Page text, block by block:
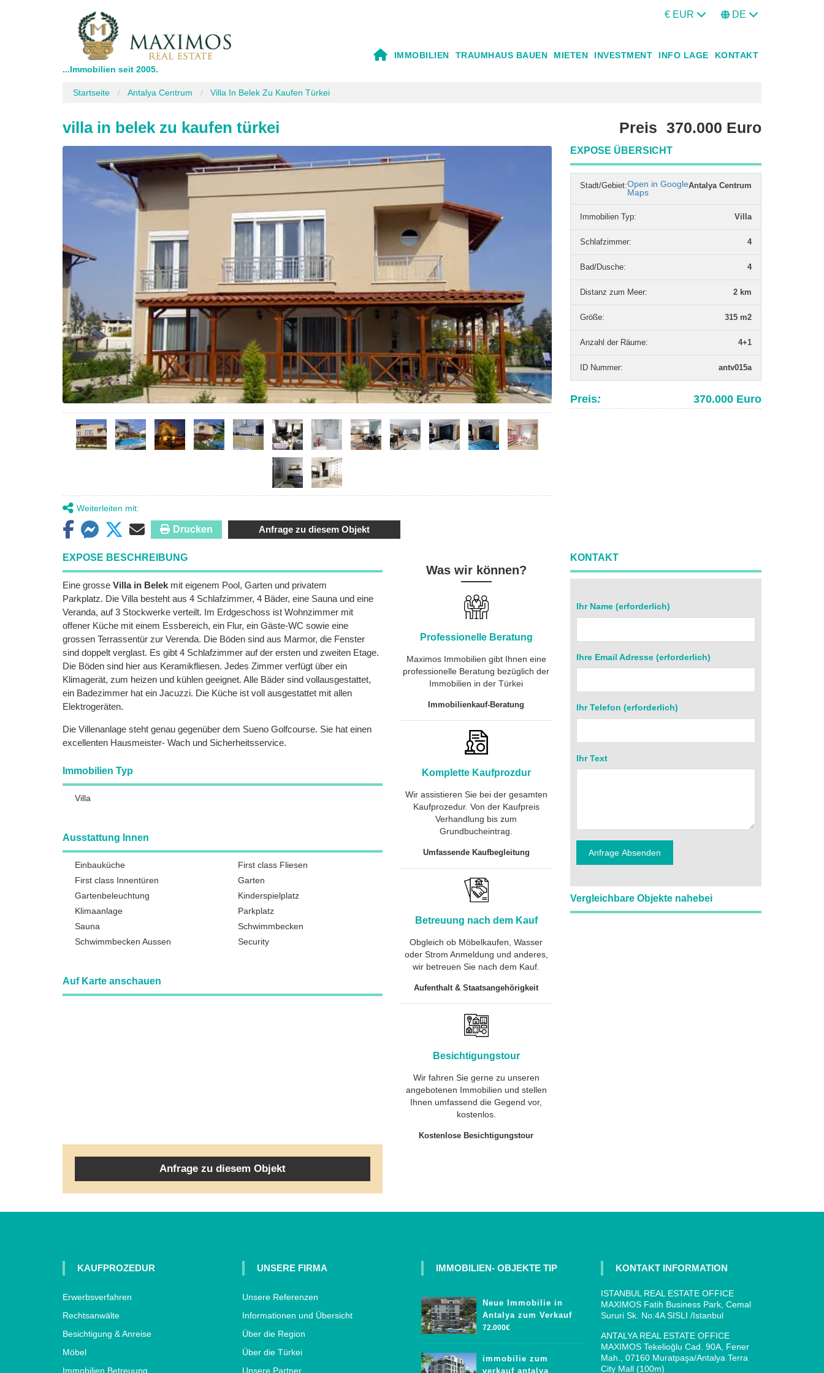
€ EUR DE
...Immobilien seit 2005.
IMMOBILIEN TRAUMHAUS BAUEN MIETEN INVESTMENT INFO LAGE KONTAKT
Startseite Antalya Centrum Villa In Belek Zu Kaufen Türkei
villa in belek zu kaufen türkei Preis 370.000 Euro
Weiterleiten mit:
Drucken Anfrage zu diesem Objekt
EXPOSE ÜBERSICHT
Stadt/Gebiet: Antalya Centrum
Open in Google
Maps
Immobilien Typ: Villa
Schlafzimmer: 4
Bad/Dusche: 4
Distanz zum Meer: 2 km
Grö­ße: 315 m2
Anzahl der Räume: 4+1
ID Nummer: antv015a
Preis: 370.000 Euro
EXPOSE BESCHREIBUNG
Eine grosse Villa in Belek mit eigenem Pool, Garten und privatem
Parkplatz. Die Villa besteht aus 4 Schlafzimmer, 4 Bäder, eine Sauna und eine
Veranda, auf 3 Stockwerke verteilt. Im Erdgeschoss ist Wohnzimmer mit
offener Küche mit einem Essbereich, ein Flur, ein Gäste-WC sowie eine
grossen Terrassentür zur Verenda. Die Böden sind aus Marmor, die Fenster
sind doppelt verglast. Es gibt 4 Schlafzimmer auf der ersten und zweiten Etage.
Die Böden sind hier aus Keramikfliesen. Jedes Zimmer verfügt über ein
Klimagerät, zum heizen und kühlen geeignet. Alle Bäder sind vollausgestattet,
ein Badezimmer hat ein Jacuzzi. Die Küche ist voll ausgestattet mit allen
Elektrogeräten.
Die Villenanlage steht genau gegenüber dem Sueno Golfcourse. Sie hat einen
excellenten Hausmeister- Wach und Sicherheitsservice.
Immobilien Typ
Villa
Ausstattung Innen
Einbauküche
First class Fliesen
First class Innentüren
Garten
Gartenbeleuchtung
Kinderspielplatz
Klimaanlage
Parkplatz
Sauna
Schwimmbecken
Schwimmbecken Aussen
Security
Auf Karte anschauen
Anfrage zu diesem Objekt
Was wir können?
Professionelle Beratung
Maximos Immobilien gibt Ihnen eine
professionelle Beratung bezüglich der
Immobilien in der Türkei
Immobilienkauf-Beratung
Komplette Kaufprozdur
Wir assistieren Sie bei der gesamten
Kaufprozedur. Von der Kaufpreis
Verhandlung bis zum
Grundbucheintrag.
Umfassende Kaufbegleitung
Betreuung nach dem Kauf
Obgleich ob Möbelkaufen, Wasser
oder Strom Anmeldung und anderes,
wir betreuen Sie nach dem Kauf.
Aufenthalt & Staatsangehörigkeit
Besichtigungstour
Wir fahren Sie gerne zu unseren
angebotenen Immobilien und stellen
Ihnen umfassend die Gegend vor,
kostenlos.
Kostenlose Besichtigungstour
KONTAKT
Ihr Name (erforderlich)
Ihre Email Adresse (erforderlich)
Ihr Telefon (erforderlich)
Ihr Text
Vergleichbare Objekte nahebei
KAUFPROZEDUR
Erwerbsverfahren
Rechtsanwälte
Besichtigung & Anreise
Möbel
Immobilien Betreuung
UNSERE FIRMA
Unsere Referenzen
Informationen und Übersicht
Über die Region
Über die Türkei
Unsere Partner
IMMOBILIEN- OBJEKTE TIP
Neue Immobilie in
Antalya zum Verkauf
72.000€
immobilie zum
verkauf antalya
KONTAKT INFORMATION
ISTANBUL REAL ESTATE OFFICE
MAXIMOS Fatih Business Park, Cemal
Sururi Sk. No:4A SISLI /Istanbul
ANTALYA REAL ESTATE OFFICE
MAXIMOS Tekelioğlu Cad. 90A, Fener
Mah., 07160 Muratpaşa/Antalya Terra
City Mall (100m)